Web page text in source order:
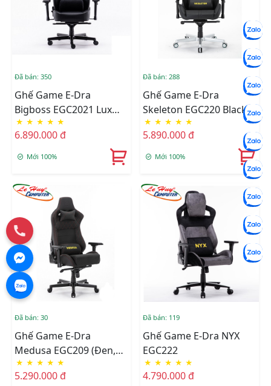
Đã bán: 350
Ghế Game E-Dra
Bigboss EGC2021 Lux
(Trắng/Đen)
★ ★ ★ ★ ★
6.890.000 đ
Mới 100%
Đã bán: 288
Ghế Game E-Dra
Skeleton EGC220 Black
★ ★ ★ ★ ★
5.890.000 đ
Mới 100%
Đã bán: 30
Ghế Game E-Dra
Medusa EGC209 (Đen,
Trắng, Xanh)
★ ★ ★ ★ ★
5.290.000 đ
Đã bán: 119
Ghế Game E-Dra NYX
EGC222
★ ★ ★ ★ ★
4.790.000 đ